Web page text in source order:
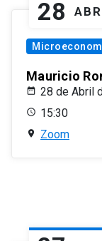
28 ABR
Mauricio
28 de Abril
15:30
Zoom